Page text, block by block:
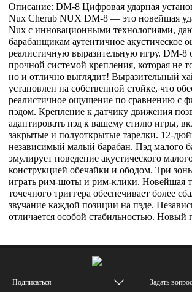
Описание: DM-8 Цифровая ударная
Nux Cherub NUX DM-8 — это новейшая
Nux с инновационными технологиями,
барабанщикам аутентичное акустическое
реалистичную выразительную игру. DM-8
прочной системой крепления, которая не
но и отлично выглядит! Выразительный
установлен на собственной стойке, что
реалистичное ощущение по сравнению с
пэдом. Крепление к датчику движения
адаптировать пэд к вашему стилю игры,
закрытые и полуоткрытые тарелки. 12-
независимый малый барабан. Пэд малого
эмулирует поведение акустического
конструкцией обечайки и ободом. Три
играть рим-шоты и рим-клики. Новейшая
точечного триггера обеспечивает более
звучание каждой позиции на пэде.
отличается особой стабильностью. Новый
Подписаться Задать вопрос